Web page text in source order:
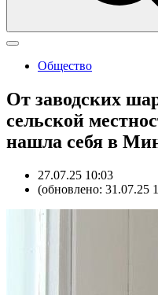
Общество
От заводских
сельской
нашла себя в
27.07.25 10:03
(обновлено: 31.07.25